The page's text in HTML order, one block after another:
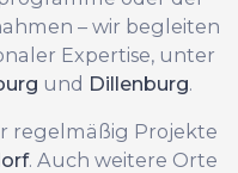
– wir begleiten
Expertise, unter
und Dillenburg.
regelmäßig Projekte
. Auch weitere Orte